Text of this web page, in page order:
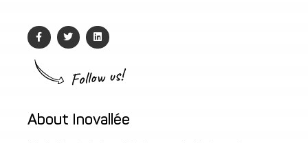
Follow us!
About Inovallée